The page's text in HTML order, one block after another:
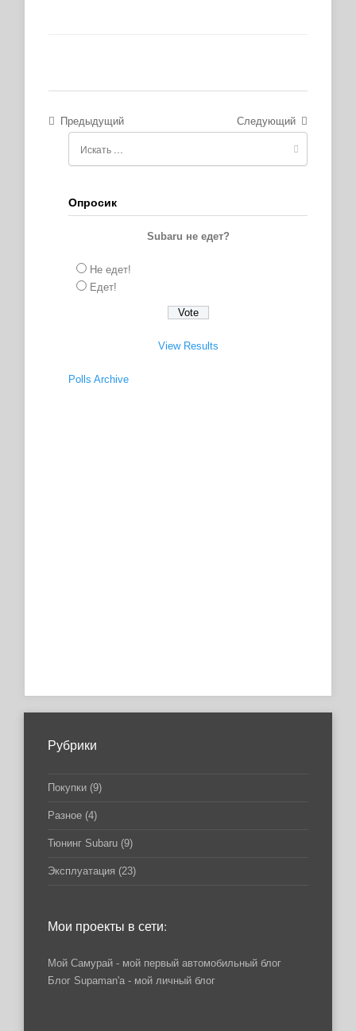
Предыдущий Следующий
Опросик
Subaru не едет?
Не едет!
Едет!
View Results
Polls Archive
Рубрики
Покупки (9)
Разное (4)
Тюнинг Subaru (9)
Эксплуатация (23)
Мои проекты в сети:
Мой Самурай - мой первый автомобильный блог
Блог Supaman'a - мой личный блог